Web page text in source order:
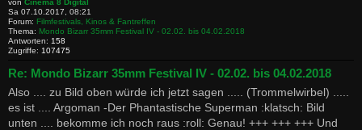
von Cinema 8 Digital
Sa 07.10.2017, 08:21
Forum: Filmfestivals, Kinos & Fantreffen
Thema: Mondo Bizarr 35mm Festival IV - 02.02. bis 04.02.2018
Antworten: 158
Zugriffe: 107475
Re: Mondo Bizarr 35mm Festival IV - 02.02. bis 04.02.2018
Also .... zu Bild oben würde ich jetzt sagen ..... (Trommelwirbel) .....
es ist .... Argoman -Der Phantastische Superman :klatsch: Bild
unten .... bekomme ich noch raus :roll: Genau! +++ +++ +++ Und